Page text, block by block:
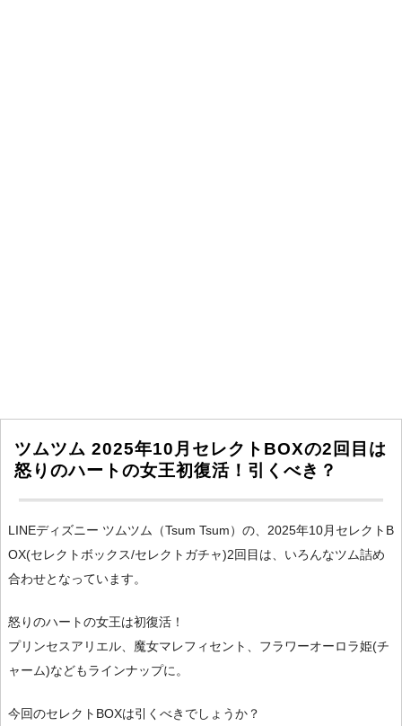
ツムツム 2025年10月セレクトBOXの2回目は
怒りのハートの女王初復活！引くべき？
LINEディズニー ツムツム（Tsum Tsum）の、2025年10月セレクトB
OX(セレクトボックス/セレクトガチャ)2回目は、いろんなツム詰め
合わせとなっています。
怒りのハートの女王は初復活！
プリンセスアリエル、魔女マレフィセント、フラワーオーロラ姫(チ
ャーム)などもラインナップに。
今回のセレクトBOXは引くべきでしょうか？